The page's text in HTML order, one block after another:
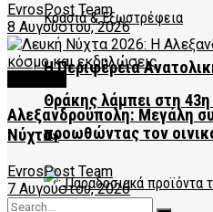
Η Περιφέρεια
Θράκης λάμπει στη
προωθώντας τον
EvrosPost Team
8 Αυγούστου, 2026
Αλεξανδρούπολη: Μεγάλη
Νύχτα»
EvrosPost Team
7 Αυγούστου, 2026